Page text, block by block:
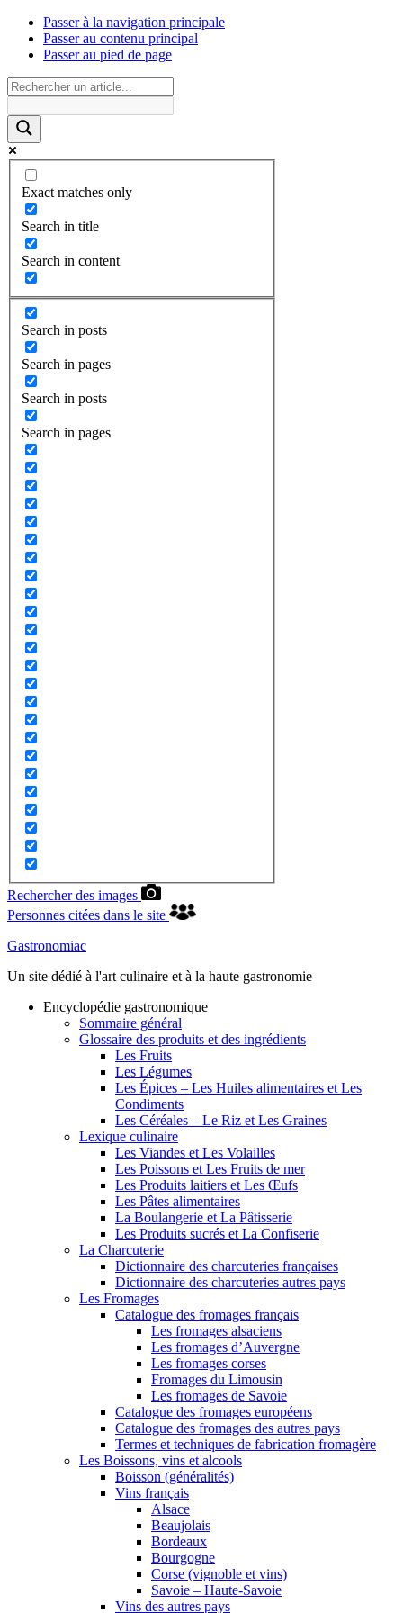
Passer à la navigation principale
Passer au contenu principal
Passer au pied de page
Exact matches only
Search in title
Search in content
Search in posts
Search in pages
Search in posts
Search in pages
Rechercher des images
Personnes citées dans le site
Gastronomiac
Un site dédié à l'art culinaire et à la haute gastronomie
Encyclopédie gastronomique
Sommaire général
Glossaire des produits et des ingrédients
Les Fruits
Les Légumes
Les Épices – Les Huiles alimentaires et Les
Condiments
Les Céréales – Le Riz et Les Graines
Lexique culinaire
Les Viandes et Les Volailles
Les Poissons et Les Fruits de mer
Les Produits laitiers et Les Œufs
Les Pâtes alimentaires
La Boulangerie et La Pâtisserie
Les Produits sucrés et La Confiserie
La Charcuterie
Dictionnaire des charcuteries françaises
Dictionnaire des charcuteries autres pays
Les Fromages
Catalogue des fromages français
Les fromages alsaciens
Les fromages d’Auvergne
Les fromages corses
Fromages du Limousin
Les fromages de Savoie
Catalogue des fromages européens
Catalogue des fromages des autres pays
Termes et techniques de fabrication fromagère
Les Boissons, vins et alcools
Boisson (généralités)
Vins français
Alsace
Beaujolais
Bordeaux
Bourgogne
Corse (vignoble et vins)
Savoie – Haute-Savoie
Vins des autres pays